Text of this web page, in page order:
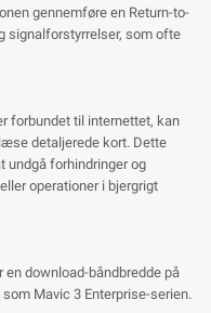
gennemføre en Return-to-
signalforstyrrelser, som ofte
forbundet til internettet, kan
detaljerede kort. Dette
undgå forhindringer og
operationer i bjergrigt
download-båndbredde på
Mavic 3 Enterprise-serien.